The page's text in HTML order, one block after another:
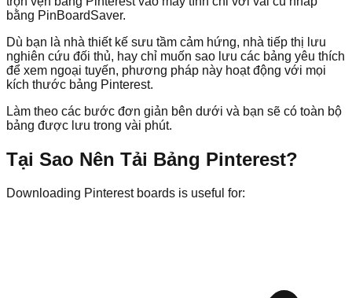
bằng PinBoardSaver.
Dù bạn là nhà thiết kế sưu tầm cảm hứng, nhà tiếp thị lưu
nghiên cứu đối thủ, hay chỉ muốn sao lưu các bảng yêu thích
để xem ngoại tuyến, phương pháp này hoạt động với mọi
kích thước bảng Pinterest.
Làm theo các bước đơn giản bên dưới và bạn sẽ có toàn bộ
bảng được lưu trong vài phút.
Tại Sao Nên Tải Bảng Pinterest?
Downloading Pinterest boards is useful for: